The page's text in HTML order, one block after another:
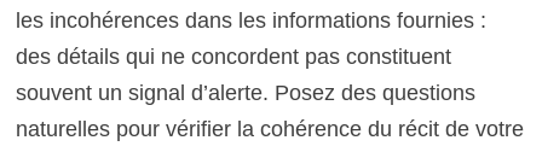
les incohérences dans les informations fournies :
des détails qui ne concordent pas constituent
souvent un signal d’alerte. Posez des questions
naturelles pour vérifier la cohérence du récit de votre